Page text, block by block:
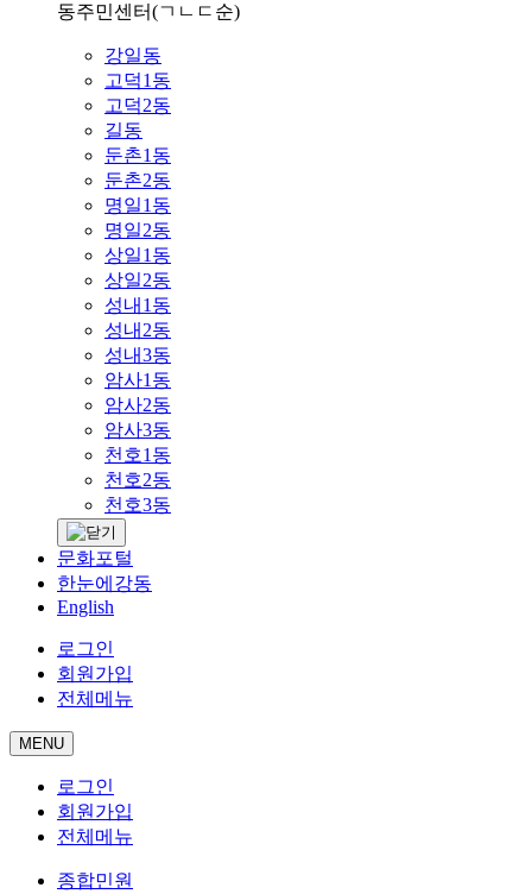
동주민센터(ㄱㄴㄷ순)
강일동
고덕1동
고덕2동
길동
둔촌1동
둔촌2동
명일1동
명일2동
상일1동
상일2동
성내1동
성내2동
성내3동
암사1동
암사2동
암사3동
천호1동
천호2동
천호3동
문화포털
한눈에강동
English
로그인
회원가입
전체메뉴
MENU
로그인
회원가입
전체메뉴
종합민원